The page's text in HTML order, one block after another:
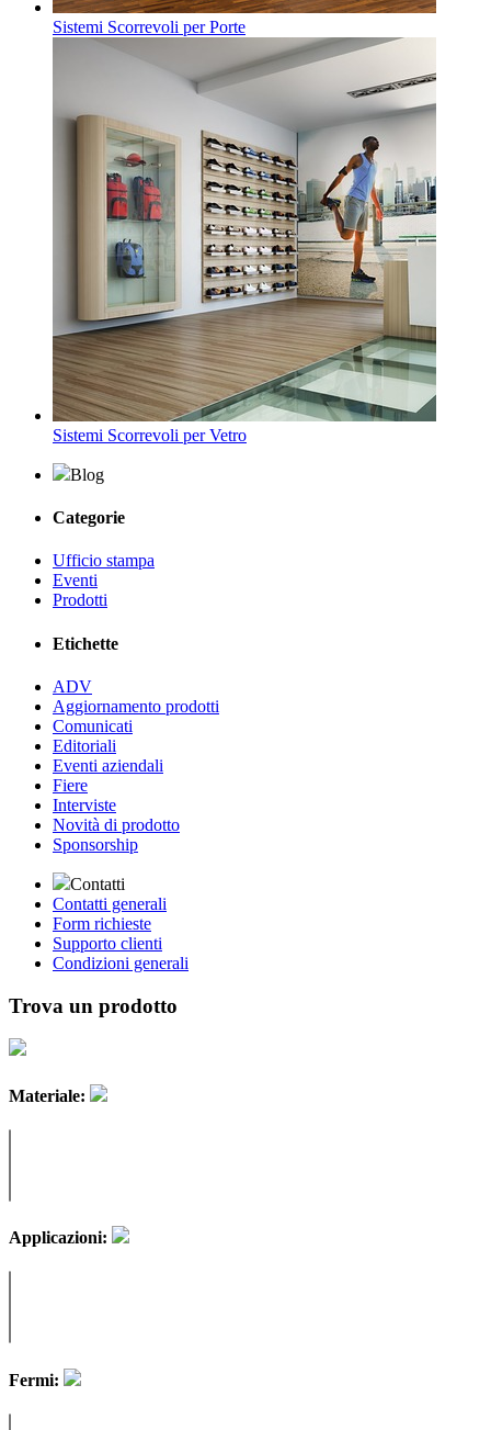
Sistemi Scorrevoli per Porte
Sistemi Scorrevoli per Vetro
Blog
Categorie
Ufficio stampa
Eventi
Prodotti
Etichette
ADV
Aggiornamento prodotti
Comunicati
Editoriali
Eventi aziendali
Fiere
Interviste
Novità di prodotto
Sponsorship
Contatti
Contatti generali
Form richieste
Supporto clienti
Condizioni generali
Trova un prodotto
Materiale:
Applicazioni:
Fermi: